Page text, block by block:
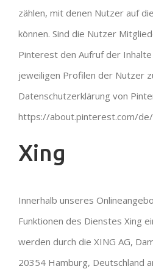
zählen, mit denen Nutzer auf
können. Sind die Nutzer
Pinterest den Aufruf der Inhalte
jeweiligen Profilen der Nutzer
Datenschutzerklärung von
https://about.pinterest.com/
Xing
Innerhalb unseres
Funktionen des Dienstes Xing
werden durch die XING AG,
20354 Hamburg, Deutschland